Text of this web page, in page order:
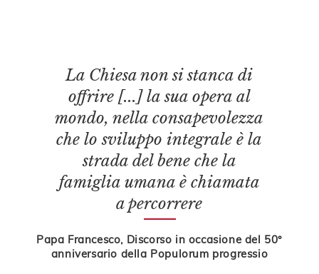
La Chiesa non si stanca di
offrire [...] la sua opera al
mondo, nella consapevolezza
che lo sviluppo integrale è la
strada del bene che la
famiglia umana è chiamata
a percorrere
Papa Francesco, Discorso in occasione del 50°
anniversario della Populorum progressio